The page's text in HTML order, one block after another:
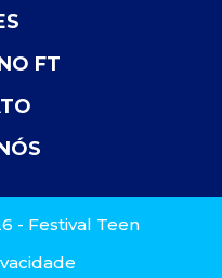
FT
- Festival Teen